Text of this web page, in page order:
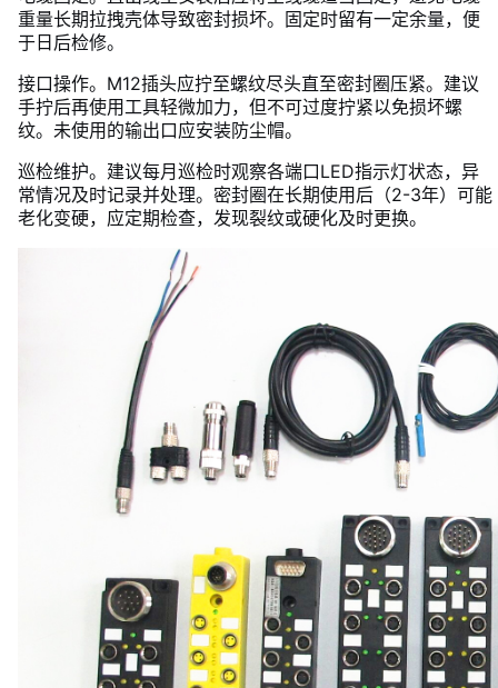
重量长期拉拽壳体导致密封损坏。固定时留有一定余量，便
于日后检修。
接口操作。M12插头应拧至螺纹尽头直至密封圈压紧。建议
手拧后再使用工具轻微加力，但不可过度拧紧以免损坏螺
纹。未使用的输出口应安装防尘帽。
巡检维护。建议每月巡检时观察各端口LED指示灯状态，异
常情况及时记录并处理。密封圈在长期使用后（2-3年）可能
老化变硬，应定期检查，发现裂纹或硬化及时更换。